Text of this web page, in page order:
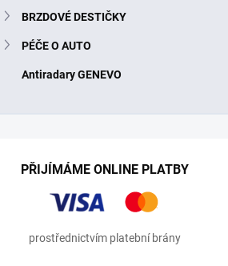
BRZDOVÉ DESTIČKY
PÉČE O AUTO
Antiradary GENEVO
PŘIJÍMÁME ONLINE PLATBY
prostřednictvím platební brány